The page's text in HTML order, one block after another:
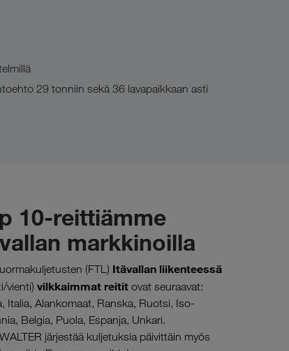
29 tonniin sekä 36 lavapaikkaan asti
10-reittiämme
markkinoilla
(FTL) Itävallan liikenteessä
vienti) vilkkaimmat reitit ovat seuraavat:
Italia, Alankomaat, Ranska, Ruotsi, Iso-
Belgia, Puola, Espanja, Unkari.
järjestää kuljetuksia päivittäin myös